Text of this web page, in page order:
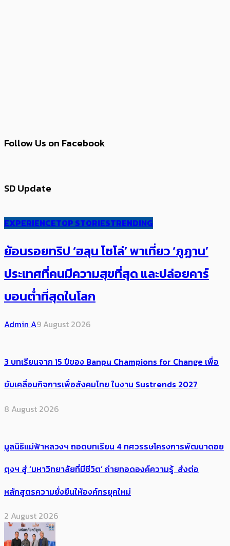
Follow Us on Facebook
SD Update
EXPERIENCETOP STORIESTRENDING
ย้อนรอยทริป ‘ฮลุน โซโล่’ ​​พาเที่ยว ‘ภูฏาน’
ประเทศ​ที่คน​มีความสุข​ที่สุด​​ และปล่อยคาร์​
บอนต่ำที่สุดในโลก
Admin A9 August 2026
3 บทเรียนจาก 15 ปีของ Banpu Champions for Change เพื่อ
ขับเคลื่อนกิจการเพื่อสังคมไทย ในงาน Sustrends 2027
8 August 2026
มูลนิธิแม่ฟ้าหลวงฯ ถอดบทเรียน 4 ทศวรรษโครงการพัฒนาดอย
ตุงฯ สู่ ‘มหาวิทยาลัยที่มีชีวิต’ ถ่ายทอดองค์ความรู้ ส่งต่อ
หลักสูตรความยั่งยืนให้องค์กรยุคใหม่
2 August 2026